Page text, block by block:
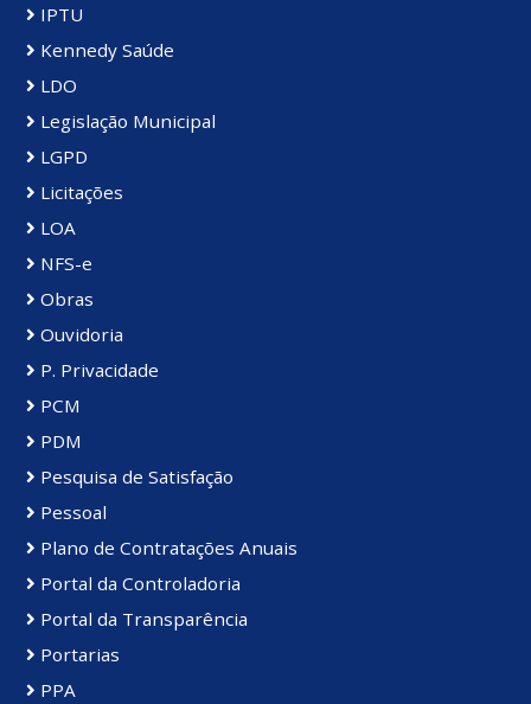
IPTU
Kennedy Saúde
LDO
Legislação Municipal
LGPD
Licitações
LOA
NFS-e
Obras
Ouvidoria
P. Privacidade
PCM
PDM
Pesquisa de Satisfação
Pessoal
Plano de Contratações Anuais
Portal da Controladoria
Portal da Transparência
Portarias
PPA